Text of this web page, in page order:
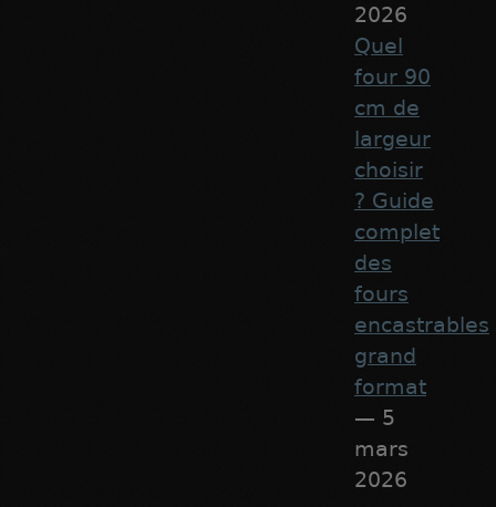
2026
Quel
four 90
cm de
largeur
choisir
? Guide
complet
des
fours
encastrables
grand
format
— 5
mars
2026